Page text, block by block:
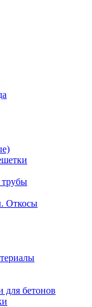
Откосы
для бетонов